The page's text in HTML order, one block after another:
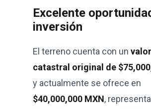
Excelente
inversión
El terreno cuenta con un valor
catastral original de
y actualmente se ofrece en
$40,000,000 MXN,